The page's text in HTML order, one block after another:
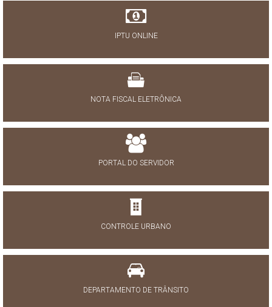
IPTU ONLINE
NOTA FISCAL ELETRÔNICA
PORTAL DO SERVIDOR
CONTROLE URBANO
DEPARTAMENTO DE TRÂNSITO